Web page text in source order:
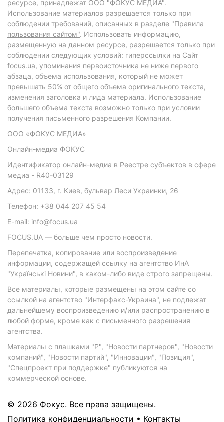
ресурсе, принадлежат ООО "ФОКУС МЕДИА".
Использование материалов разрешается только при
соблюдении требований, описанных в разделе "Правила
пользования сайтом". Использовать информацию,
размещенную на данном ресурсе, разрешается только при
соблюдении следующих условий: гиперссылки на Сайт
focus.ua, упоминания первоисточника не ниже первого
абзаца, объема использования, который не может
превышать 50% от общего объема оригинального текста,
изменения заголовка и лида материала. Использование
большего объема текста возможно только при условии
получения письменного разрешения Компании.
ООО «ФОКУС МЕДИА»
Онлайн-медиа ФОКУС
Идентификатор онлайн-медиа в Реестре субъектов в сфере
медиа - R40-03129
Адрес: 01133, г. Киев, бульвар Леси Украинки, 26
Телефон: +38 044 207 45 54
E-mail: info@focus.ua
FOCUS.UA — больше чем просто новости.
Перепечатка, копирование или воспроизведение
информации, содержащей ссылку на агентство ИнА
"Українські Новини", в каком-либо виде строго запрещены.
Все материалы, которые размещены на этом сайте со
ссылкой на агентство "Интерфакс-Украина", не подлежат
дальнейшему воспроизведению и/или распространению в
любой форме, кроме как с письменного разрешения
агентства.
Материалы с плашками "Р", "Новости партнеров", "Новости
компаний", "Новости партий", "Инновации", "Позиция",
"Спецпроект при поддержке" публикуются на
коммерческой основе.
© 2026 Фокус. Все права защищены.
Политика конфиденциальности • Контакты